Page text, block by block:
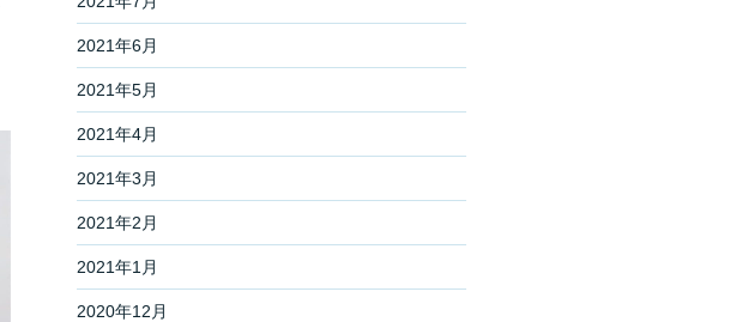
2021年6月
2021年5月
2021年4月
2021年3月
2021年2月
2021年1月
2020年12月